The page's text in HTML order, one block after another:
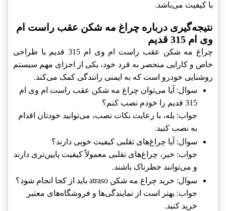
با کیفیت می‌باشد.
نتیجه‌گیری درباره چراغ مه شکن عقب راست ام
وی ام 315 قدیم
چراغ مه شکن عقب راست ام وی ام 315 قدیم با طراحی
خاص و کارایی منحصر به فرد خود، یکی از اجزای مهم سیستم
روشنایی خودرو است که به ایمنی رانندگی کمک می‌کند.
سوال: آیا می‌توان چراغ مه شکن عقب راست ام وی ام
315 قدیم را خودم نصب کنم؟
جواب: بله، با رعایت نکات نصب، می‌توانید خودتان اقدام
به نصب کنید.
سوال: آیا چراغ‌های تقلبی کیفیت خوبی دارند؟
جواب: خیر، چراغ‌های تقلبی معمولاً کیفیت پایین‌تری دارند
و می‌توانند خطرناک باشند.
سوال: خرید چراغ مه شکن atraso باید از کجا انجام شود؟
جواب: بهتر است از نمایندگی‌ها و فروشگاه‌های معتبر
خرید کنید.